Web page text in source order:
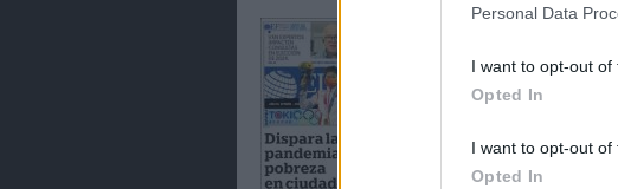
Personal Data
I want to opt-out of
Opted In
I want to opt-out of
Opted In